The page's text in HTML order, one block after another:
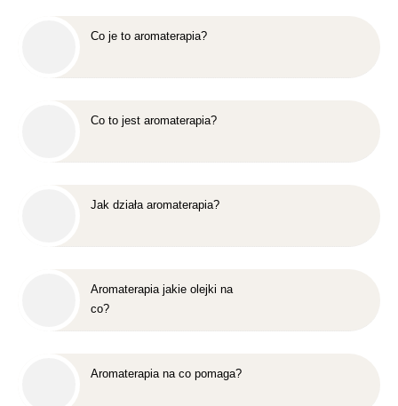
Co je to aromaterapia?
Co to jest aromaterapia?
Jak działa aromaterapia?
Aromaterapia jakie olejki na
co?
Aromaterapia na co pomaga?